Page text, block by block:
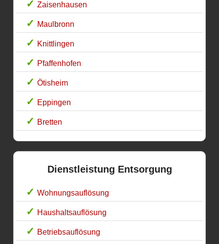
Zaisenhausen
Maulbronn
Knittlingen
Pfaffenhofen
Ötisheim
Eppingen
Bretten
Dienstleistung Entsorgung
Wohnungsauflösung
Haushaltsauflösung
Betriebsauflösung